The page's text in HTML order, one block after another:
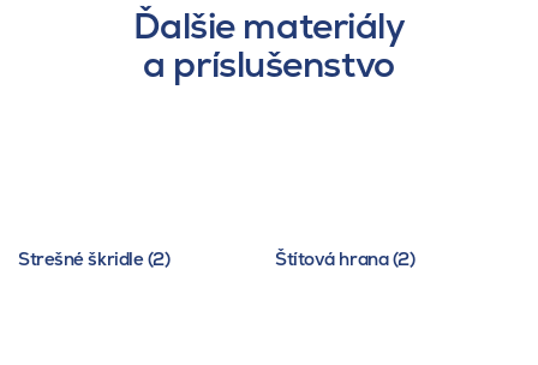
Ďalšie materiály
a príslušenstvo
Strešné škridle (2) Štítová hrana (2)